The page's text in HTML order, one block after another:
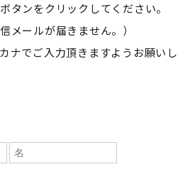
タンをクリックしてください。
メールが届きません。）
ナでご入力頂きますようお願い